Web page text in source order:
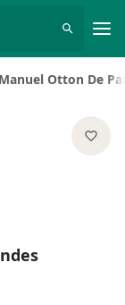
de cidade
Manuel Otton De